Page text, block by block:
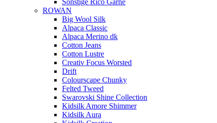
Sonstige Rico Garne
ROWAN
Big Wool Silk
Alpaca Classic
Alpaca Merino dk
Cotton Jeans
Cotton Lustre
Creativ Focus Worsted
Drift
Colourscape Chunky
Felted Tweed
Swarovski Shine Collection
Kidsilk Amore Shimmer
Kidsilk Aura